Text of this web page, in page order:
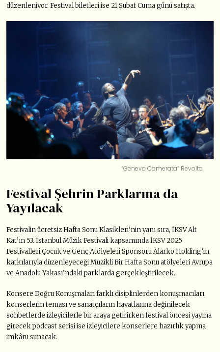
düzenleniyor. Festival biletleri ise 21 Şubat Cuma günü satışta.
“Geneva Camerata” Revolta
Festival Şehrin Parklarına da
Yayılacak
Festivalin ücretsiz Hafta Sonu Klasikleri’nin yanı sıra, İKSV Alt
Kat’ın 53. İstanbul Müzik Festivali kapsamında İKSV 2025
Festivalleri Çocuk ve Genç Atölyeleri Sponsoru Alarko Holding’in
katkılarıyla düzenleyeceği Müzikli Bir Hafta Sonu atölyeleri Avrupa
ve Anadolu Yakası’ndaki parklarda gerçekleştirilecek.
Konsere Doğru Konuşmaları farklı disiplinlerden konuşmacıları,
konserlerin teması ve sanatçıların hayatlarına değinilecek
sohbetlerde izleyicilerle bir araya getirirken festival öncesi yayına
girecek podcast serisi ise izleyicilere konserlere hazırlık yapma
imkânı sunacak.